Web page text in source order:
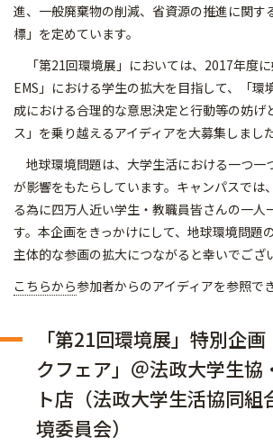
進、一般廃棄物の削減、省資源の推進に関す
標」を定めています。
「第21回環境展」においては、2017年度
EMS」における学生の拡大を目指して、「環
成における合理的な意思決定と行動等の妨げ
ス」を乗り越えるアイディアを大募集しました
地球環境問題は、大学生活における一つ一
が影響をもたらしています。キャンパスでは
る為に四万人近い学生・教職員皆さんの一人
す。本企画をきっかけにして、地球環境問題
主体的な参画の拡大につながると幸いでござ
こちらから参加者からのアイディアを参照でき
「第21回環境展」特別企
クフェア」＠法政大学生協
ト店（法政大学生活協同組
境委員会）